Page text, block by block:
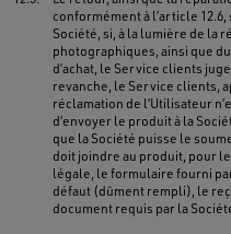
conformément à l’article
Société, si, à la lumière de la
photographiques, ainsi que
d’achat, le Service clients
revanche, le Service clients,
réclamation de l’Utilisateur
d’envoyer le produit à la
que la Société puisse le
doit joindre au produit, pour
légale, le formulaire fourni
défaut (dûment rempli), le
document requis par la